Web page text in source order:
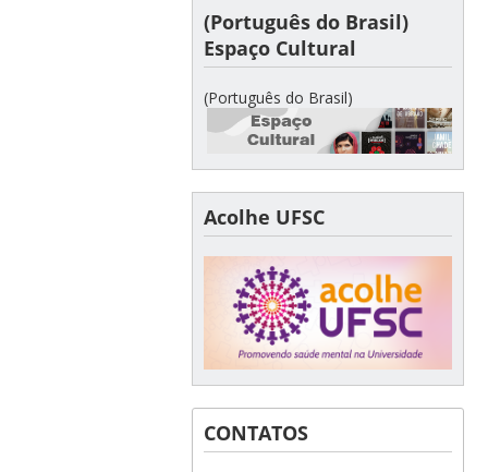
(Português do Brasil)
Espaço Cultural
(Português do Brasil)
Acolhe UFSC
CONTATOS